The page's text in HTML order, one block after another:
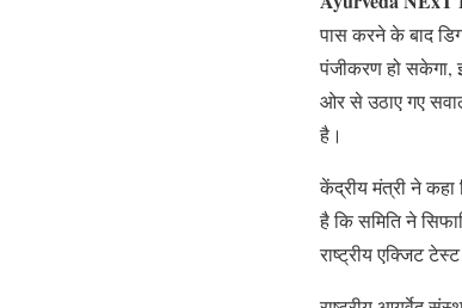
पास करने के बाद
पंजीकरण हो सकेगा,
ओर से उठाए गए
है।
केंद्रीय मंत्री ने
है कि समिति ने
राष्ट्रीय एक्जिट